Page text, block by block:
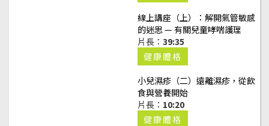
線上講座（上）：解開氣管敏感
的迷思 — 有關兒童哮喘護理
片長： 39:35
健康體格
小兒濕疹（二）遠離濕疹，從飲
食與營養開始
片長： 10:20
健康體格